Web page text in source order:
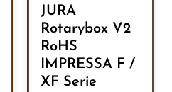
JURA
Rotarybox V2
RoHS
IMPRESSA F /
XF Serie